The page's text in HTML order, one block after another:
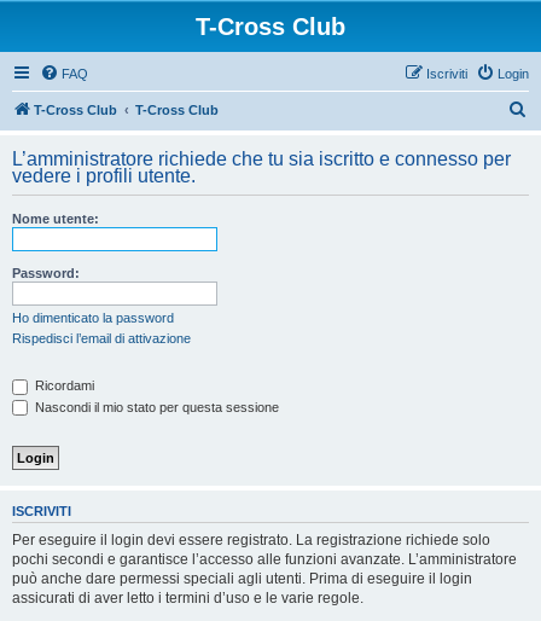
T-Cross Club
FAQ Login
Iscriviti
T-Cross Club T-Cross Club
c
L’amministratore richiede che tu sia iscritto e connesso per
vedere i profili utente.
Nome utente:
Password:
Ho dimenticato la password
Rispedisci l’email di attivazione
Ricordami
Nascondi il mio stato per questa sessione
ISCRIVITI
Per eseguire il login devi essere registrato. La registrazione richiede solo
pochi secondi e garantisce l’accesso alle funzioni avanzate. L’amministratore
può anche dare permessi speciali agli utenti. Prima di eseguire il login
assicurati di aver letto i termini d’uso e le varie regole.